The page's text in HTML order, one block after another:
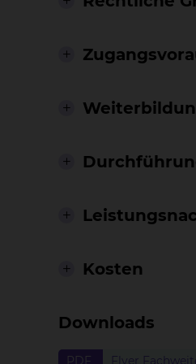
Kosten
Downloads
PDF Flyer